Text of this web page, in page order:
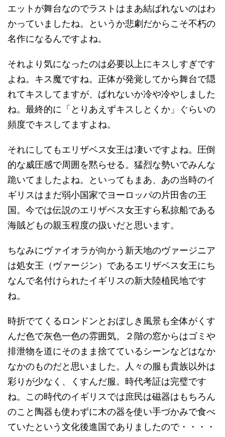
エットが舞台なのでラストはまあ結ばれないのはわ
かっていましたね。というか悲劇だからこそ不朽の
名作になるんですよね。
それより気になったのは必要以上にキスしすぎです
よね。キス魔ですね。正体が発覚してから舞台で隠
れてキスしてますが、ばれないか冷や冷やしました
ね。最終的に「とりあえずキスしとくか」ぐらいの
頻度でキスしてますよね。
それにしてもエリザベス女王は凄いですよね。圧倒
的な威圧感で周囲を黙らせる。猛烈な勢いでみんな
跪いてましたよね。といってもまあ、あの当時のイ
ギリスはまだ弱小国家でヨーロッパの片田舎の王
国。今では伝説のエリザベス女王すら私掠船である
海賊どもの親玉程度の扱いだと思います。
ちなみにヴァイオラが向かう新天地のヴァージニア
は処女王（ヴァージン）であるエリザベス女王にち
なんで名付けられたイギリスの新大陸植民地です
ね。
時折でてくるロンドンとおぼしき風景も全体がくす
んだ色で灰色一色の雰囲気。２階の窓からはゴミや
排泄物を道にそのまま捨てているシーンなどはなか
なかのものだと思いました。人々の服も貴族以外は
彩りが少なく、くすんだ服。時代考証は完璧です
ね。この時代のイギリスでは庶民は磁器はもちろん
のこと陶器も使わずに木の器を使い手づかみで食べ
ていたという文化後進国でありましたので・・・・